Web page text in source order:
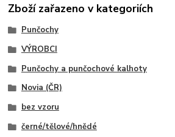
Zboží zařazeno v kategoriích
Punčochy
VÝROBCI
Punčochy a punčochové kalhoty
Novia (ČR)
bez vzoru
černé/tělové/hnědé